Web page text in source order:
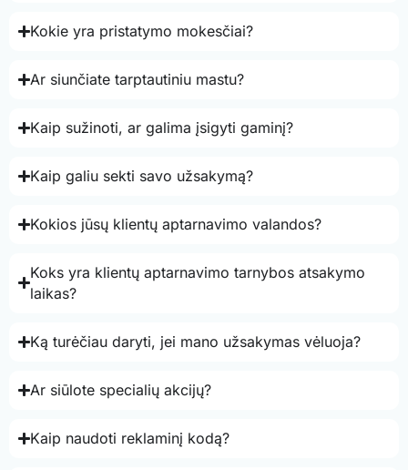
Kokie yra pristatymo mokesčiai?
Ar siunčiate tarptautiniu mastu?
Kaip sužinoti, ar galima įsigyti gaminį?
Kaip galiu sekti savo užsakymą?
Kokios jūsų klientų aptarnavimo valandos?
Koks yra klientų aptarnavimo tarnybos atsakymo
laikas?
Ką turėčiau daryti, jei mano užsakymas vėluoja?
Ar siūlote specialių akcijų?
Kaip naudoti reklaminį kodą?